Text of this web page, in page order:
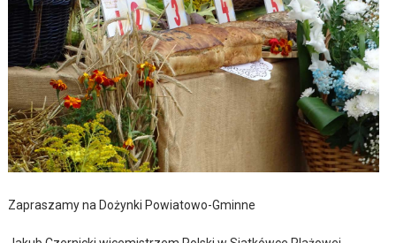
Zapraszamy na Dożynki Powiatowo-Gminne